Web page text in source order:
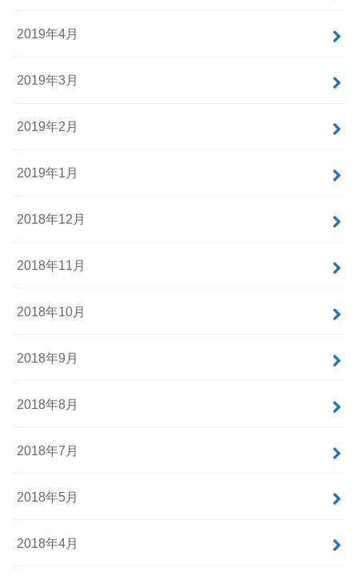
2019年4月
2019年3月
2019年2月
2019年1月
2018年12月
2018年11月
2018年10月
2018年9月
2018年8月
2018年7月
2018年5月
2018年4月